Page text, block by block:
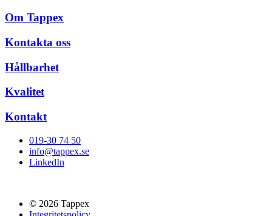
Om Tappex
Kontakta oss
Hållbarhet
Kvalitet
Kontakt
019-30 74 50
info@tappex.se
LinkedIn
© 2026 Tappex